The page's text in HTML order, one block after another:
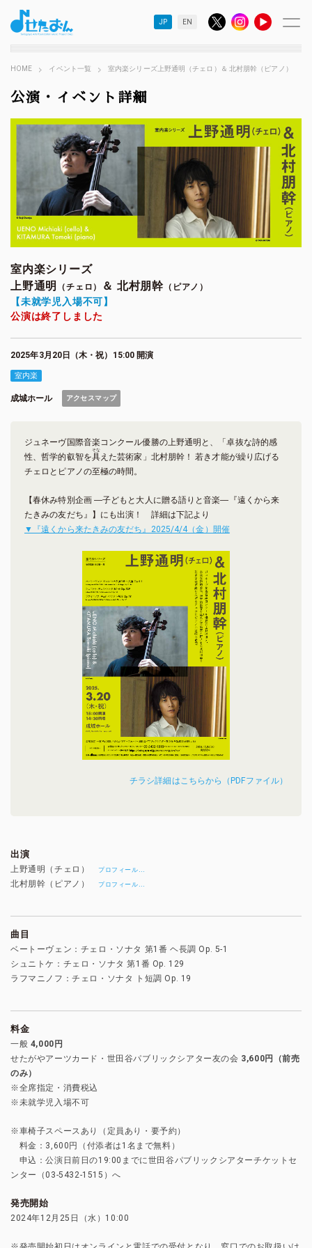
JP EN
HOME イベント一覧 室内楽シリーズ上野通明（チェロ）＆ 北村朋幹（ピアノ）
公演・イベント詳細
室内楽シリーズ
上野通明
（チェロ） ＆ 北村朋幹（ピアノ）
【未就学児入場不可】
公演は終了しました
2025年3月20日（木・祝）15:00 開演
室内楽
成城ホール アクセスマップ
ジュネーヴ国際音楽コンクール優勝の上野通明と、「卓抜な詩的感
性、哲学的叡智を具
そな
えた芸術家」北村朋幹！ 若き才能が繰り広げる
チェロとピアノの至極の時間。
【春休み特別企画 ―子どもと大人に贈る語りと音楽―『遠くから来
たきみの友だち』】にも出演！ 詳細は下記より
▼『遠くから来たきみの友だち』2025/4/4（金）開催
チラシ詳細はこちらから（PDFファイル）
出演
上野通明（チェロ） プロフィール …
北村朋幹（ピアノ）
プロフィール …
曲目
ベートーヴェン：チェロ・ソナタ 第1番 ヘ長調 Op. 5-1
シュニトケ：チェロ・ソナタ 第1番 Op. 129
ラフマニノフ：チェロ・ソナタ ト短調 Op. 19
料金
一般 4,000円
せたがやアーツカード・世田谷パブリックシアター友の会 3,600円（前売
のみ）
※全席指定・消費税込
※未就学児入場不可
※車椅子スペースあり（定員あり・要予約）
料金：3,600円（付添者は1名まで無料）
申込：公演日前日の19:00までに世田谷パブリックシアターチケットセ
ンター（03-5432-1515）へ
発売開始
2024年12月25日（水）10:00